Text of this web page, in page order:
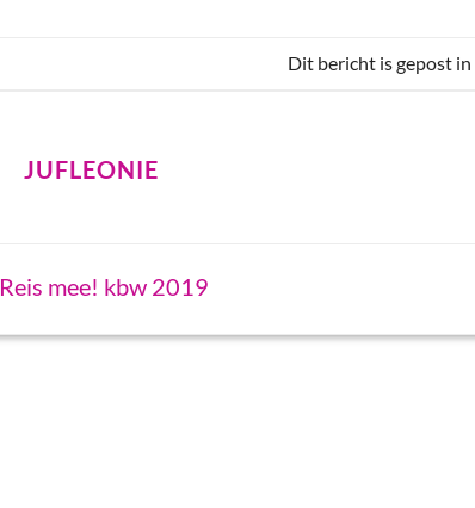
Dit bericht is gepost in
JUFLEONIE
Reis mee! kbw 2019